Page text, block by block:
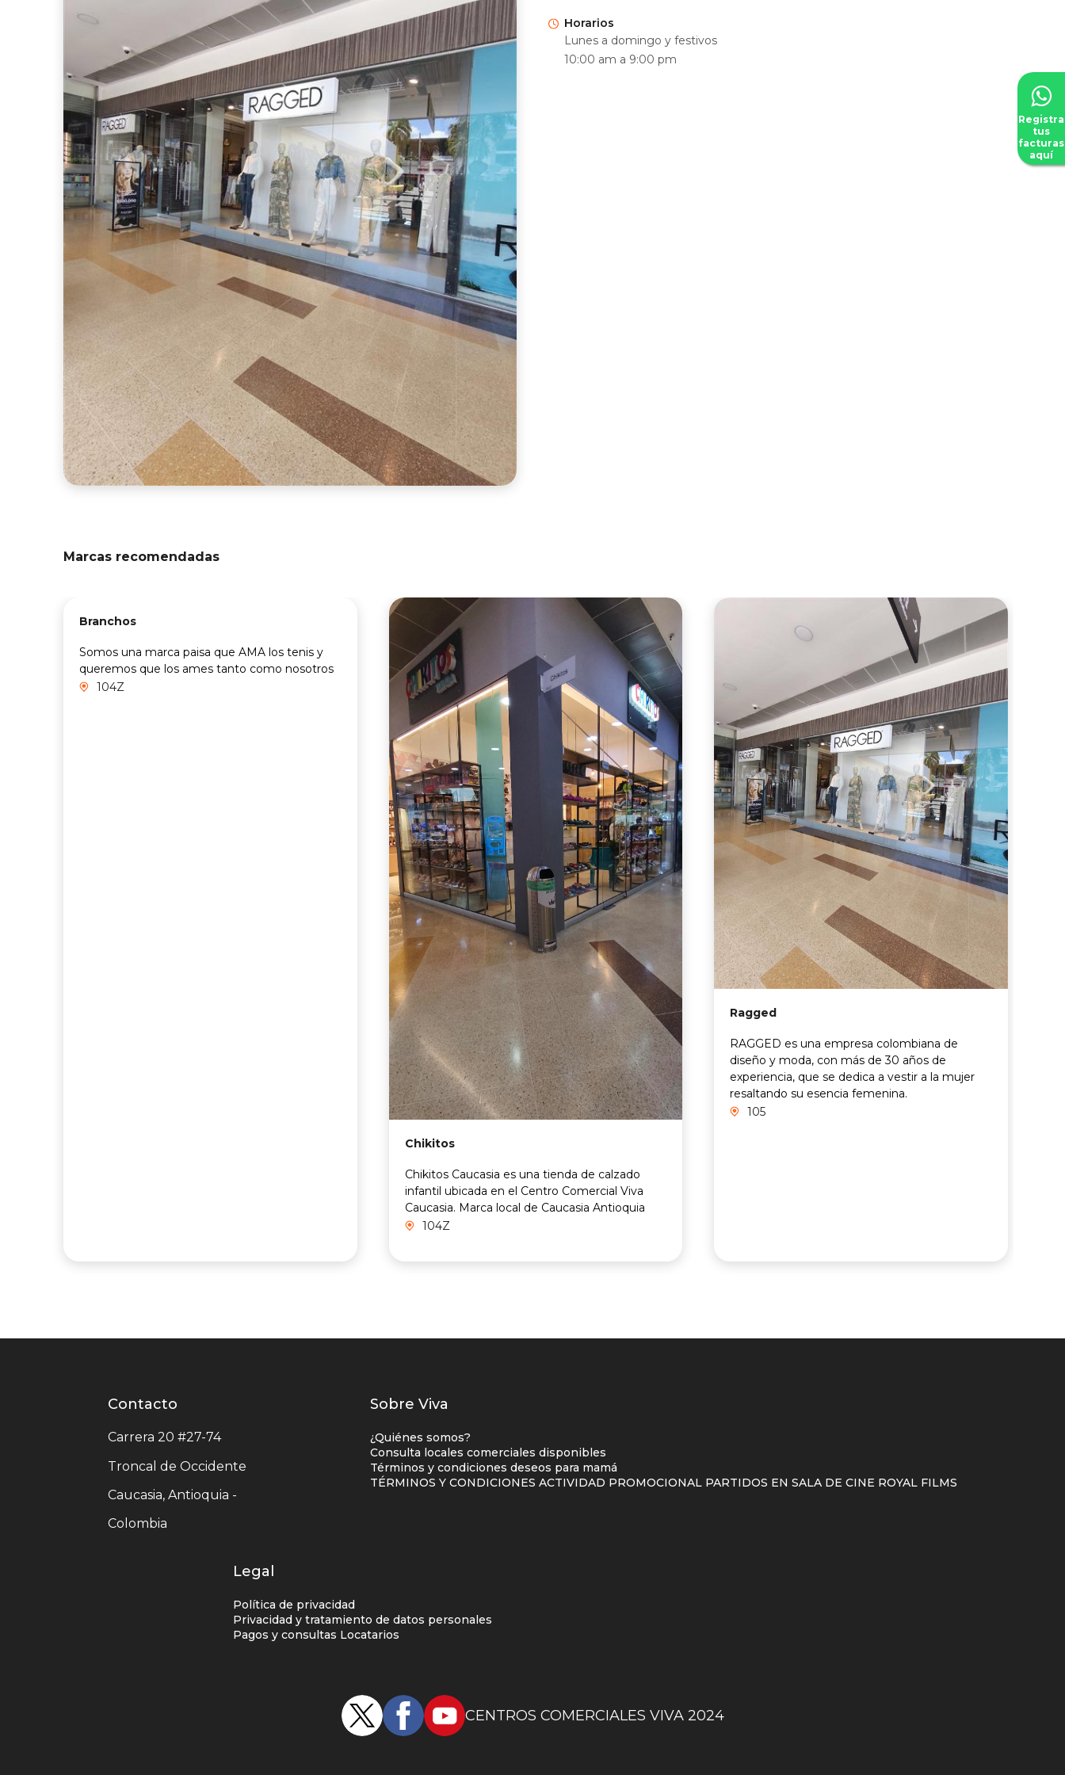
Horarios
Lunes a domingo y festivos
10:00 am a 9:00 pm
Marcas recomendadas
Branchos
Somos una marca paisa que AMA los tenis y
queremos que los ames tanto como nosotros
104Z
Chikitos
Chikitos Caucasia es una tienda de calzado
infantil ubicada en el Centro Comercial Viva
Caucasia. Marca local de Caucasia Antioquia
104Z
Ragged
RAGGED es una empresa colombiana de
diseño y moda, con más de 30 años de
experiencia, que se dedica a vestir a la mujer
resaltando su esencia femenina.
105
Contacto
centro
Contacto
Carrera 20 #27-74
Troncal de Occidente
Caucasia, Antioquia -
Colombia
Listados
enlaces
centro
comercial
Sobre Viva
¿Quiénes somos?
Consulta locales comerciales disponibles
Términos y condiciones deseos para mamá
TÉRMINOS Y CONDICIONES ACTIVIDAD PROMOCIONAL PARTIDOS EN SALA DE CINE ROYAL FILMS
Legal
Política de privacidad
Privacidad y tratamiento de datos personales
Pagos y consultas Locatarios
CENTROS COMERCIALES VIVA 2024
Registra
tus
facturas
aquí